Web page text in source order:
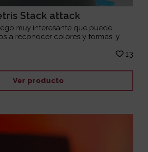
Stack attack
muy interesante que puede
a reconocer colores y formas, y
13
Ver producto